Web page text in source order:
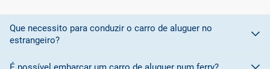
Que necessito para conduzir o carro de aluguer no
estrangeiro?